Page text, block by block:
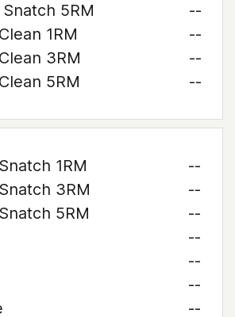
5RM
--
1RM
--
3RM
--
5RM
--
1RM
--
3RM
--
5RM
--
--
--
--
--